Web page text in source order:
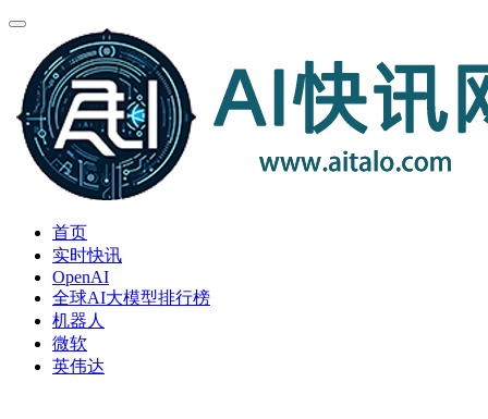
首页
实时快讯
OpenAI
全球AI大模型排行榜
机器人
微软
英伟达